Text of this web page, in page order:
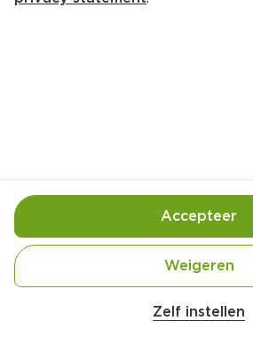
2.95
Zelf instellen
Weigeren
Accepteer